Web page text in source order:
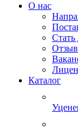
О нас
Стать
Каталог